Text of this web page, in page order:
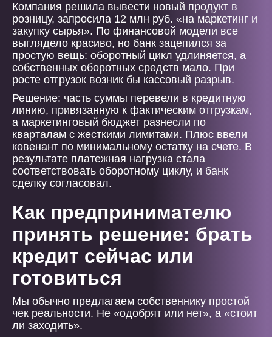
Компания решила вывести новый продукт в
розницу, запросила 12 млн руб. «на маркетинг и
закупку сырья». По финансовой модели все
выглядело красиво, но банк зацепился за
простую вещь: оборотный цикл удлиняется, а
собственных оборотных средств мало. При
росте отгрузок возник бы кассовый разрыв.
Решение: часть суммы перевели в кредитную
линию, привязанную к фактическим отгрузкам,
а маркетинговый бюджет разнесли по
кварталам с жесткими лимитами. Плюс ввели
ковенант по минимальному остатку на счете. В
результате платежная нагрузка стала
соответствовать оборотному циклу, и банк
сделку согласовал.
Как предпринимателю
принять решение: брать
кредит сейчас или
готовиться
Мы обычно предлагаем собственнику простой
чек реальности. Не «одобрят или нет», а «стоит
ли заходить».